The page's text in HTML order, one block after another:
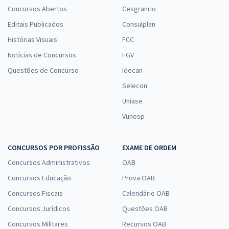
Concursos Abertos
Editais Publicados
Histórias Visuais
Notícias de Concursos
Questões de Concurso
Cesgranrio
Consulplan
FCC
FGV
Idecan
Selecon
Uniase
Vunesp
CONCURSOS POR PROFISSÃO
Concursos Administrativos
Concursos Educação
Concursos Fiscais
Concursos Jurídicos
Concursos Militares
EXAME DE ORDEM
OAB
Prova OAB
Calendário OAB
Questões OAB
Recursos OAB